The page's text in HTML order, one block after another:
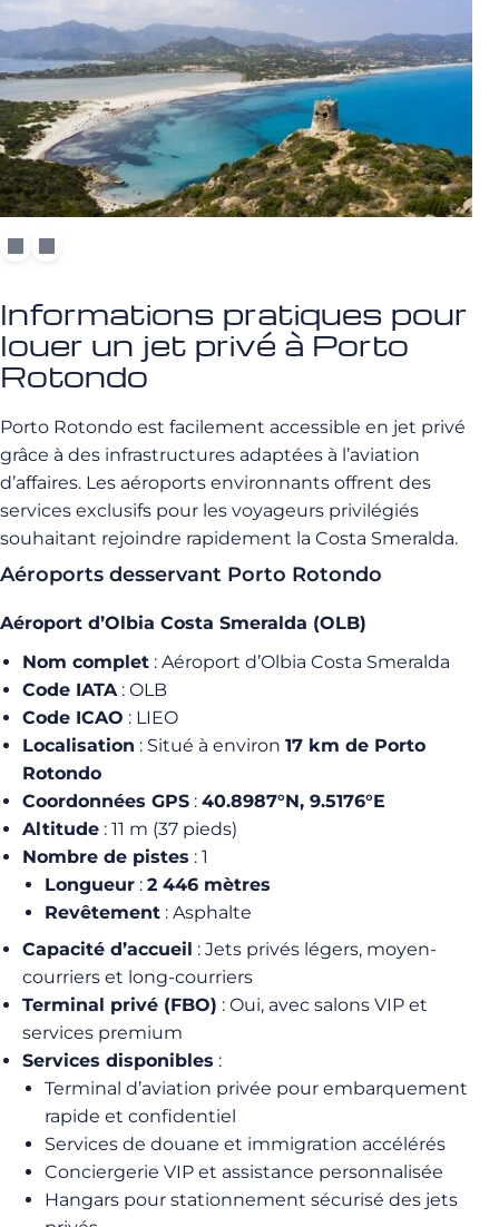
Informations pratiques pour
louer un jet privé à Porto
Rotondo
Porto Rotondo est facilement accessible en jet privé
grâce à des infrastructures adaptées à l’aviation
d’affaires. Les aéroports environnants offrent des
services exclusifs pour les voyageurs privilégiés
souhaitant rejoindre rapidement la Costa Smeralda.
Aéroports desservant Porto Rotondo
Aéroport d’Olbia Costa Smeralda (OLB)
Nom complet : Aéroport d’Olbia Costa Smeralda
Code IATA: OLB
Code ICAO : LIEO
Localisation : Situé à environ 17 km de Porto
Rotondo
Coordonnées GPS : 40.8987°N, 9.5176°E
Altitude : 11 m (37 pieds)
Nombre de pistes : 1
Longueur : 2 446 mètres
Revêtement : Asphalte
Capacité d’accueil : Jets privés légers, moyen-
courriers et long-courriers
Terminal privé (FBO) : Oui, avec salons VIP et
services premium
Services disponibles :
Terminal d’aviation privée pour embarquement
rapide et confidentiel
Services de douane et immigration accélérés
Conciergerie VIP et assistance personnalisée
Hangars pour stationnement sécurisé des jets